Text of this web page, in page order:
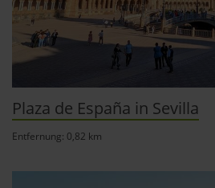
Plaza de España in Sevilla
Entfernung: 0,82 km